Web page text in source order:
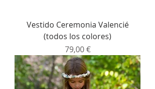
Vestido Ceremonia Valencié
(todos los colores)
Precio
79,00 €